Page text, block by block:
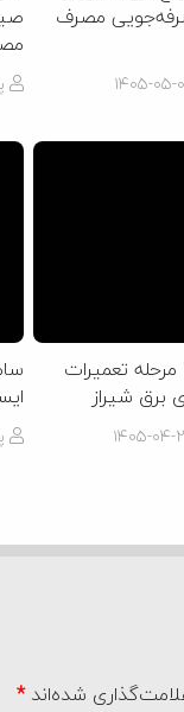
مصرف
۰۵-۰۴
برگزاری جشن 2222 مرحله تعمیرات
برق شیراز
۰۴-۲۵
شده‌اند*